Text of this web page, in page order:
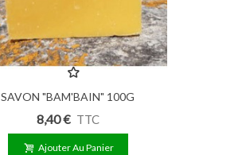
SAVON "BAM'BAIN" 100G
8,40 € TTC
Ajouter Au Panier